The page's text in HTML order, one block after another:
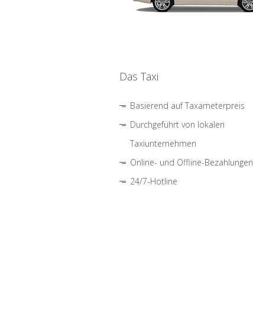
Das Taxi
Basierend auf Taxameterpreis
Durchgeführt von lokalen
Taxiunternehmen
Online- und Offline-Bezahlungen
24/7-Hotline